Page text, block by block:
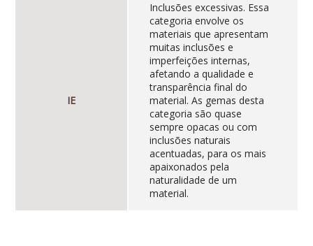
IE
Inclusões excessivas. Essa
categoria envolve os
materiais que apresentam
muitas inclusões e
imperfeições internas,
afetando a qualidade e
transparência final do
material. As gemas desta
categoria são quase
sempre opacas ou com
inclusões naturais
acentuadas, para os mais
apaixonados pela
naturalidade de um
material.